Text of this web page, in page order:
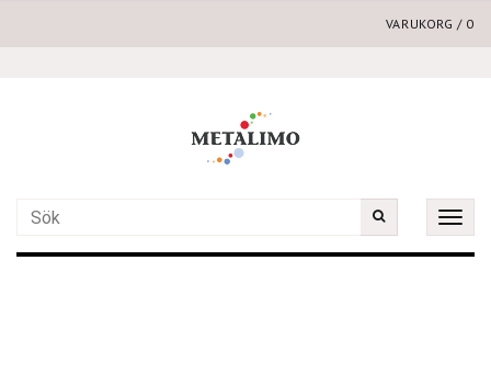
VARUKORG / 0
Toggle